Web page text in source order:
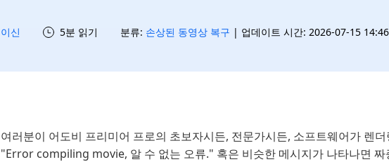
이신 5분 읽기 분류: 손상된 동영상 복구 | 업데이트 시간: 2026-07-15
여러분이 어도비 프리미어 프로의 초보자시든, 전문가시든, 소프트웨어가 렌
"Error compiling movie, 알 수 없는 오류." 혹은 비슷한 메시지가 나타나면 짜